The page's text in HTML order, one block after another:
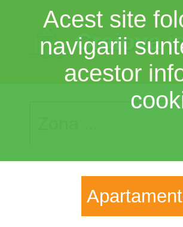
Craiova
Acest site
navigarii
acestor